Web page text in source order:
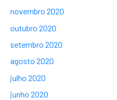
novembro 2020
outubro 2020
setembro 2020
agosto 2020
julho 2020
junho 2020